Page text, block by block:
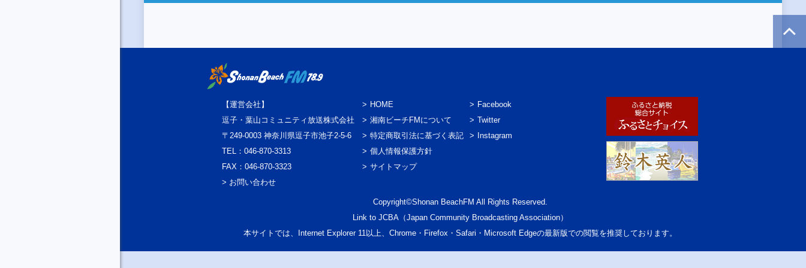
【運営会社】
逗子・葉山コミュニティ放送株式会社
〒249-0003 神奈川県逗子市池子2-5-6
TEL：046-870-3313
FAX：046-870-3323
> お問い合わせ
HOME
湘南ビーチFMについて
特定商取引法に基づく表記
個人情報保護方針
サイトマップ
Facebook
Twitter
Instagram
Copyright©Shonan BeachFM All Rights Reserved.
Link to JCBA（Japan Community Broadcasting Association）
本サイトでは、Internet Explorer 11以上、Chrome・Firefox・Safari・Microsoft Edgeの最新版での閲覧を推奨しております。